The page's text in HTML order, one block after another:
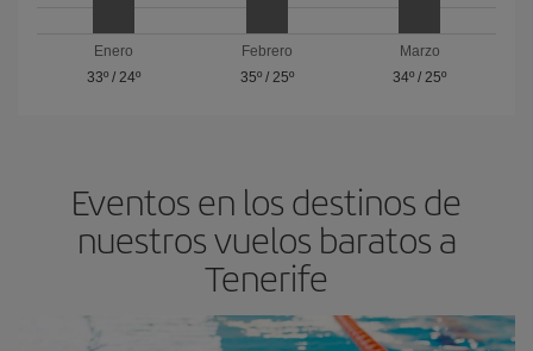
Enero
33º/ 24º
Febrero
35º/ 25º
Marzo
34º /25º
Eventos en los destinos de
nuestros vuelos baratos a
Tenerife